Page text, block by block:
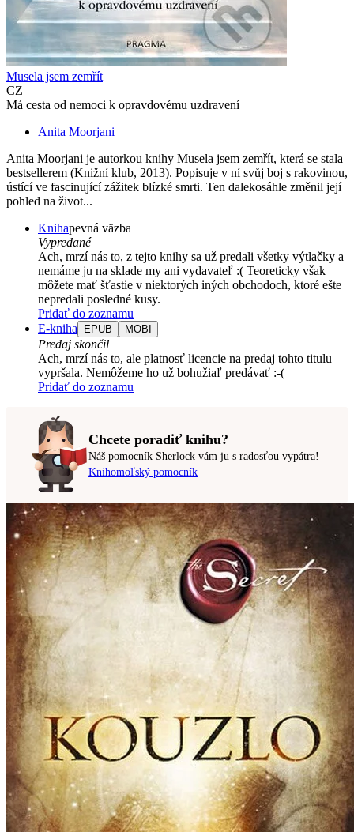
Musela jsem zemřít
CZ
Má cesta od nemoci k opravdovému uzdravení
Anita Moorjani
Anita Moorjani je autorkou knihy Musela jsem zemřít, která se stala
bestsellerem (Knižní klub, 2013). Popisuje v ní svůj boj s rakovinou,
ústící ve fascinující zážitek blízké smrti. Ten dalekosáhle změnil její
pohled na život...
Knihapevná väzba
Vypredané
Ach, mrzí nás to, z tejto knihy sa už predali všetky výtlačky a
nemáme ju na sklade my ani vydavateľ :( Teoreticky však
môžete mať šťastie v niektorých iných obchodoch, ktoré ešte
nepredali posledné kusy.
Pridať do zoznamu
E-kniha
EPUB MOBI
Predaj skončil
Ach, mrzí nás to, ale platnosť licencie na predaj tohto titulu
vypršala. Nemôžeme ho už bohužiaľ predávať :-(
Pridať do zoznamu
Chcete poradiť knihu?
Náš pomocník Sherlock vám ju s radosťou vypátra!
Knihomoľský pomocník